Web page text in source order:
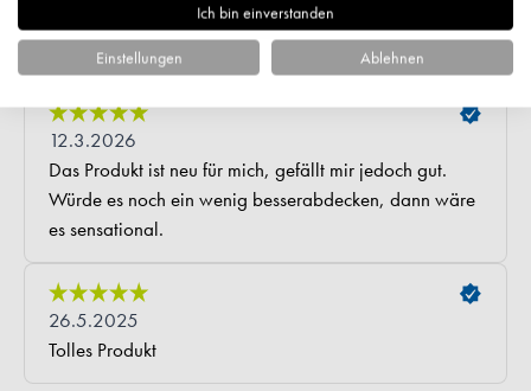
Ich bin einverstanden
Einstellungen Ablehnen